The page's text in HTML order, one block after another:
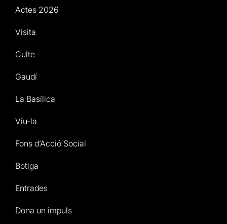
Actes 2026
Visita
Culte
Gaudí
La Basílica
Viu-la
Fons d’Acció Social
Botiga
Entrades
Dona un impuls